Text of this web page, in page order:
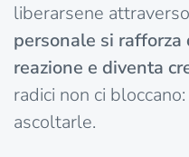
liberarsene
personale si
reazione e diventa
radici non ci
ascoltarle.